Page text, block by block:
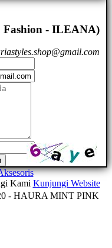
- ILEANA)
Kami Kunjungi Website